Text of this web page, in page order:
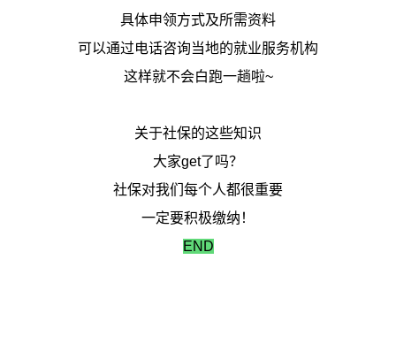
具体申领方式及所需资料
可以通过电话咨询当地的就业服务机构
这样就不会白跑一趟啦~
关于社保的这些知识
大家get了吗？
社保对我们每个人都很重要
一定要积极缴纳！
END